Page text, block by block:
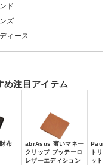
ド
ズ
ィース
め注目アイテム
布
abrAsus 薄いマネー
クリップ ブッテーロ
レザーエディション
Paul
トリ
ット